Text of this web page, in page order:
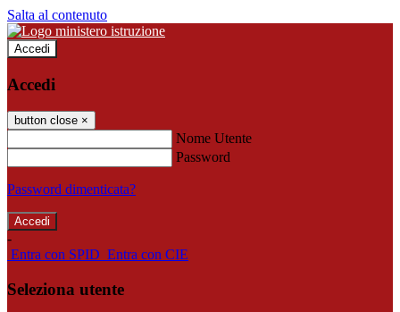
Salta al contenuto
Accedi
Accedi
button close ×
Nome Utente
Password
Password dimenticata?
-
Entra con SPID Entra con CIE
Seleziona utente